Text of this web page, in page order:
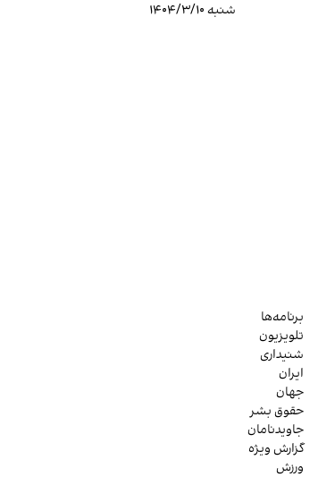
شنبه ۱۴۰۴/۳/۱۰
برنامه‌ها
تلویزیون
شنیداری
ایران
جهان
حقوق بشر
جاویدنامان
گزارش ویژه
ورزش